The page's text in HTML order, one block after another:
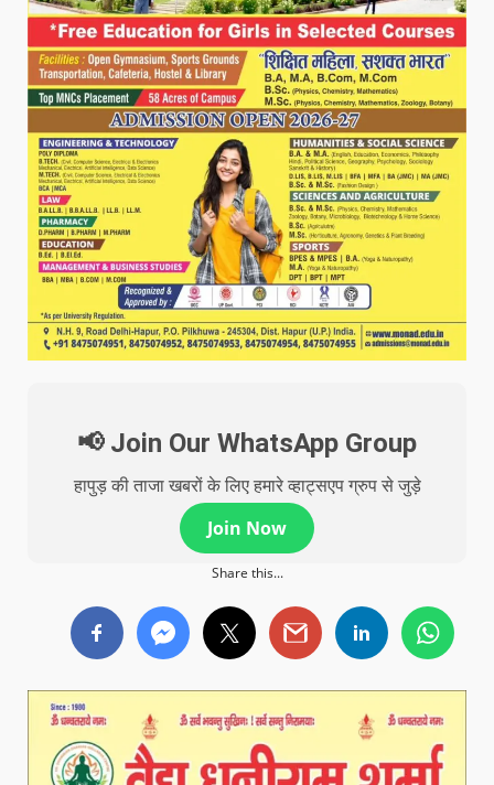
📢 Join Our WhatsApp Group
हापुड़ की ताजा खबरों के लिए हमारे व्हाट्सएप ग्रुप से जुड़े
Join Now
Share this...